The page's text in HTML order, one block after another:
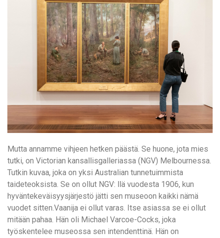
Mutta annamme vihjeen hetken päästä. Se huone, jota mies
tutki, on Victorian kansallisgalleriassa (NGV) Melbournessa.
Tutkin kuvaa, joka on yksi Australian tunnetuimmista
taideteoksista. Se on ollut NGV: llä vuodesta 1906, kun
hyväntekeväisyysjärjestö jätti sen museoon kaikki nämä
vuodet sitten.Vaanija ei ollut varas. Itse asiassa se ei ollut
mitään pahaa. Hän oli Michael Varcoe-Cocks, joka
työskentelee museossa sen intendenttinä. Hän on